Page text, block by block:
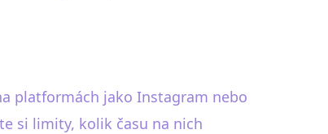
platformách jako Instagram nebo
si limity, kolik času na nich